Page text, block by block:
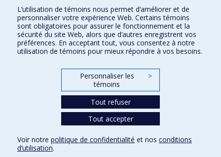
Orthophonie et audiologie
Réadaptation
Directions
Confidentialité Conditions d’utilisation Paramètres des témoins
L’utilisation de témoins nous permet d’améliorer et de
personnaliser votre expérience Web. Certains témoins
sont obligatoires pour assurer le fonctionnement et la
sécurité du site Web, alors que d’autres enregistrent vos
préférences. En acceptant tout, vous consentez à notre
utilisation de témoins pour mieux répondre à vos besoins.
Personnaliser les
témoins
>
Tout refuser
Tout accepter
Voir notre politique de confidentialité et nos conditions
d’utilisation.